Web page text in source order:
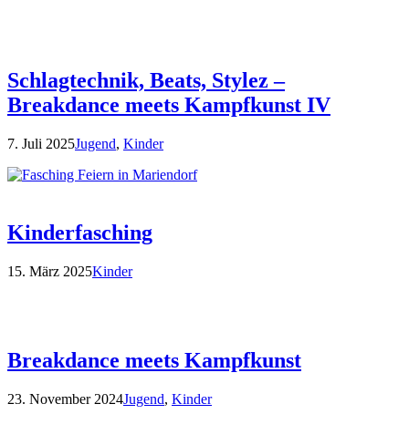
Schlagtechnik, Beats, Stylez –
Breakdance meets Kampfkunst IV
7. Juli 2025Jugend, Kinder
Kinderfasching
15. März 2025Kinder
Breakdance meets Kampfkunst
23. November 2024Jugend, Kinder